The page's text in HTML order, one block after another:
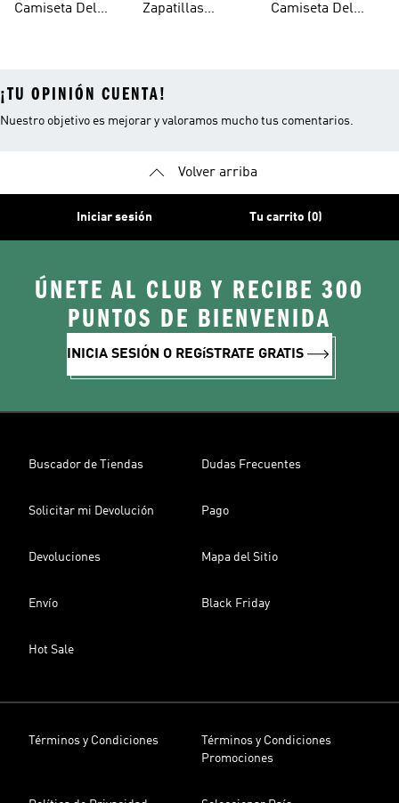
Camiseta Del
Zapatillas
Camiseta Del
¡TU OPINIÓN CUENTA!
Nuestro objetivo es mejorar y valoramos mucho tus comentarios.
Volver arriba
Iniciar sesión Tu carrito (0)
ÚNETE AL CLUB Y RECIBE 300
PUNTOS DE BIENVENIDA
INICIA SESIÓN O REGíSTRATE GRATIS
Buscador de Tiendas Dudas Frecuentes
Solicitar mi Devolución Pago
Devoluciones Mapa del Sitio
Envío Black Friday
Hot Sale
Términos y Condiciones
Términos y Condiciones
Promociones